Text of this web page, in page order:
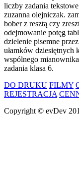
liczby zadania
zuzanna olejniczak.
bober z resztą czy
odejmowanie potęg
dzielenie pisemne
ułamków dziesiętnych
wspólnego
zadania klasa 6.
DO DRUKU FILMY
REJESTRACJA
Copyright © evDev